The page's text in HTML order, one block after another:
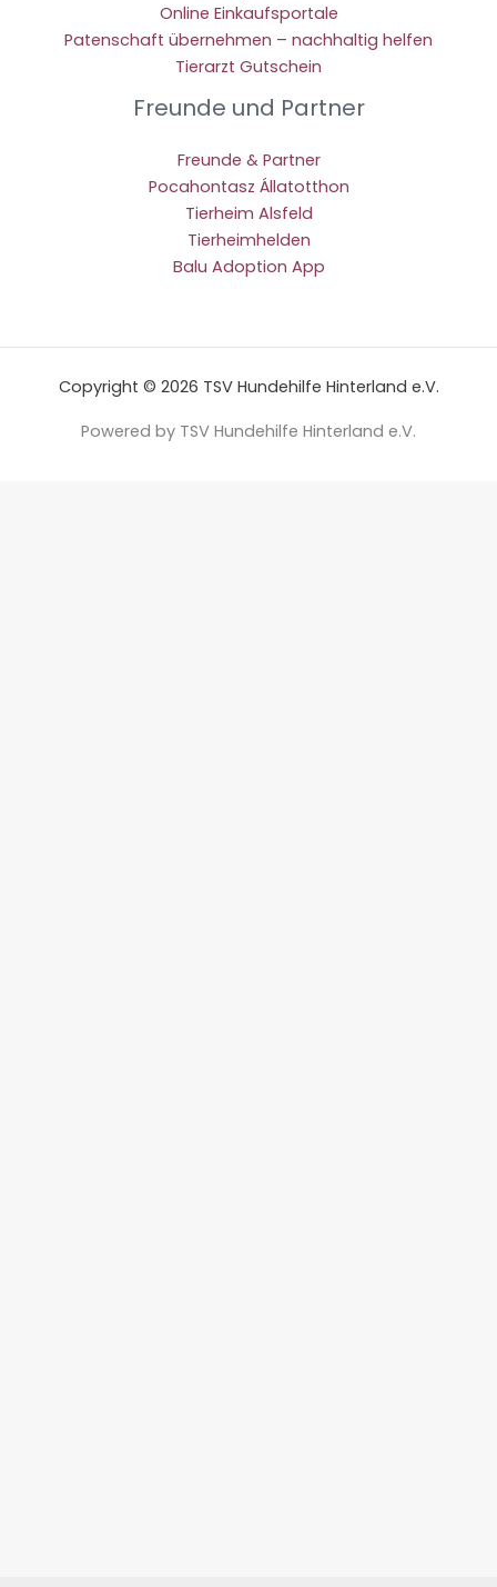
Online Einkaufsportale
Patenschaft übernehmen – nachhaltig helfen
Tierarzt Gutschein
Freunde und Partner
Freunde & Partner
Pocahontasz Állatotthon
Tierheim Alsfeld
Tierheimhelden
Balu Adoption App
Copyright © 2026 TSV Hundehilfe Hinterland e.V.
Powered by TSV Hundehilfe Hinterland e.V.